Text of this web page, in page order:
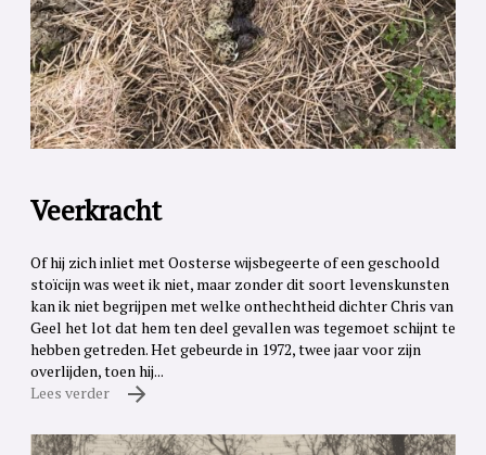
Veerkracht
Of hij zich inliet met Oosterse wijsbegeerte of een geschoold
stoïcijn was weet ik niet, maar zonder dit soort levenskunsten
kan ik niet begrijpen met welke onthechtheid dichter Chris van
Geel het lot dat hem ten deel gevallen was tegemoet schijnt te
hebben getreden. Het gebeurde in 1972, twee jaar voor zijn
overlijden, toen hij...
Lees verder